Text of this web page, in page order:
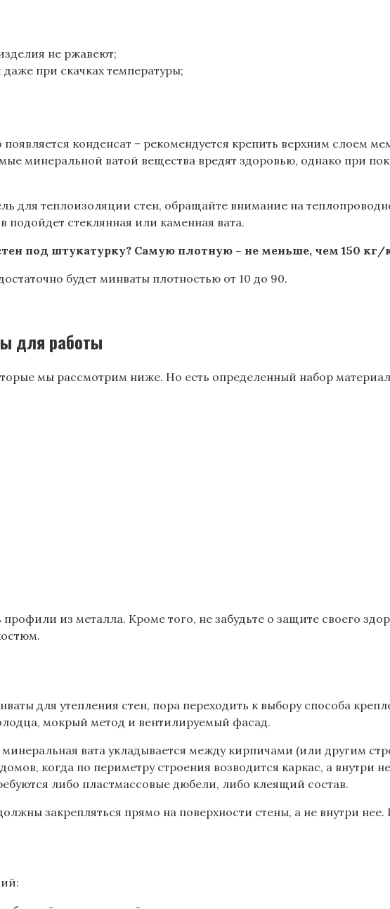
не ржавеют;
при скачках температуры;
конденсат – рекомендуется крепить верхним слоем
минеральной ватой вещества вредят здоровью, однако при
для теплоизоляции стен, обращайте внимание на
подойдет стеклянная или каменная вата.
под штукатурку? Самую плотную – не меньше, чем 150 кг/
будет минваты плотностью от 10 до 90.
для работы
мы рассмотрим ниже. Но есть определенный набор
из металла. Кроме того, не забудьте о защите своего
для утепления стен, пора переходить к выбору способа
мокрый метод и вентилируемый фасад.
вата укладывается между кирпичами (или другим
когда по периметру строения возводится каркас, а внутри
либо пластмассовые дюбели, либо клеящий состав.
закрепляться прямо на поверхности стены, а не внутри